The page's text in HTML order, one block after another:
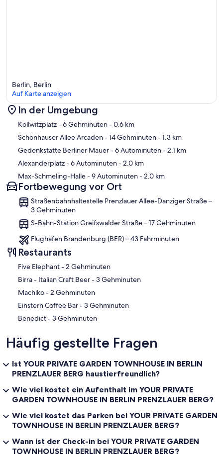
Karte
Berlin, Berlin
Auf Karte anzeigen
In der Umgebung
Kollwitzplatz- 6 Gehminuten- 0.6 km
Schönhauser Allee Arcaden- 14 Gehminuten- 1.3 km
Gedenkstätte Berliner Mauer- 6 Autominuten- 2.1 km
Alexanderplatz- 6 Autominuten- 2.0 km
Max-Schmeling-Halle- 9 Autominuten- 2.0 km
Fortbewegung vor Ort
Straßenbahnhaltestelle Prenzlauer Allee-Danziger Straße –
3 Gehminuten
S-Bahn-Station Greifswalder Straße – 17 Gehminuten
Flughafen Brandenburg (BER) – 43 Fahrminuten
Restaurants
‪Five Elephant - ‬2 Gehminuten
‪Birra - Italian Craft Beer - ‬3 Gehminuten
‪Machiko - ‬2 Gehminuten
‪Einstern Coffee Bar - ‬3 Gehminuten
‪Benedict - ‬3 Gehminuten
Häufig gestellte Fragen
Ist YOUR PRIVATE GARDEN TOWNHOUSE IN BERLIN
PRENZLAUER BERG haustierfreundlich?
Wie viel kostet ein Aufenthalt im YOUR PRIVATE
GARDEN TOWNHOUSE IN BERLIN PRENZLAUER BERG?
Wie viel kostet das Parken bei YOUR PRIVATE GARDEN
TOWNHOUSE IN BERLIN PRENZLAUER BERG?
Wann ist der Check-in bei YOUR PRIVATE GARDEN
TOWNHOUSE IN BERLIN PRENZLAUER BERG?